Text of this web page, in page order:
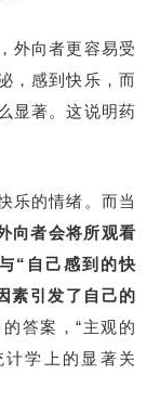
外向者更容易受
，感到快乐，而
显著。这说明药
乐的情绪。而当
向者会将所观看
“自己感到的快
素引发了自己的
答案，“主观的
学上的显著关